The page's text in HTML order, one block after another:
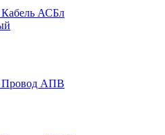
Кабель АСБл
Провод АПВ